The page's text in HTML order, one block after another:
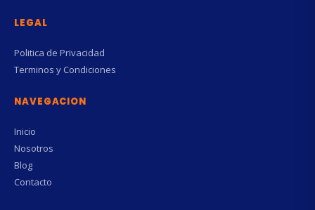
LEGAL
Politica de Privacidad
Terminos y Condiciones
NAVEGACION
Inicio
Nosotros
Blog
Contacto